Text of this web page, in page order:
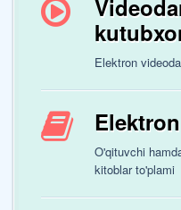
Elektron
O'qituvchi
kitoblar to'plami